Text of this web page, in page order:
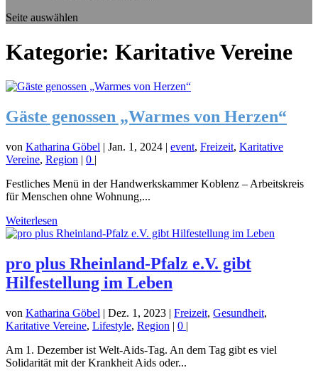
Seite auswählen
Kategorie: Karitative Vereine
Gäste genossen „Warmes von Herzen“
von Katharina Göbel | Jan. 1, 2024 | event, Freizeit, Karitative
Vereine, Region | 0 |
Festliches Menü in der Handwerkskammer Koblenz – Arbeitskreis
für Menschen ohne Wohnung,...
Weiterlesen
pro plus Rheinland-Pfalz e.V. gibt
Hilfestellung im Leben
von Katharina Göbel | Dez. 1, 2023 | Freizeit, Gesundheit,
Karitative Vereine, Lifestyle, Region | 0 |
Am 1. Dezember ist Welt-Aids-Tag. An dem Tag gibt es viel
Solidarität mit der Krankheit Aids oder...